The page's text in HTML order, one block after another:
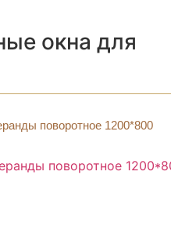
окна для
поворотное 1200*800